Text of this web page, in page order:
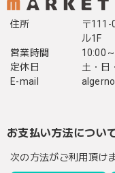
住所
〒111-
ル1F
営業時間
10:00
定休日
土・日
E-mail
お支払い方法につい
次の方法がご利用頂けま